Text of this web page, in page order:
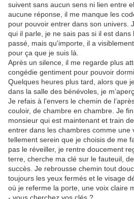
suivent sans aucun sens ni lien entre
aucune réponse, il me manque les
pour pouvoir entrer dans son univers.
qui il parle, je ne sais pas si il est
passé, mais qu'importe, il a
pour ça que je suis là.
Après un silence, il me regarde plus
congédie gentiment pour pouvoir
Quelques heures plus tard, alors que
dans la salle des bénévoles, je
Je refais à l’envers le chemin de
couloir, de chambre en chambre. Je
monsieur qui est maintenant et train
entrer dans les chambres comme une
tellement serein que je choisis de me
pas le réveiller, je rentre doucement
terre, cherche ma clé sur le fauteuil,
succès. Je rebrousse chemin tout
toujours les yeux fermés et le visage
où je referme la porte, une voix claire